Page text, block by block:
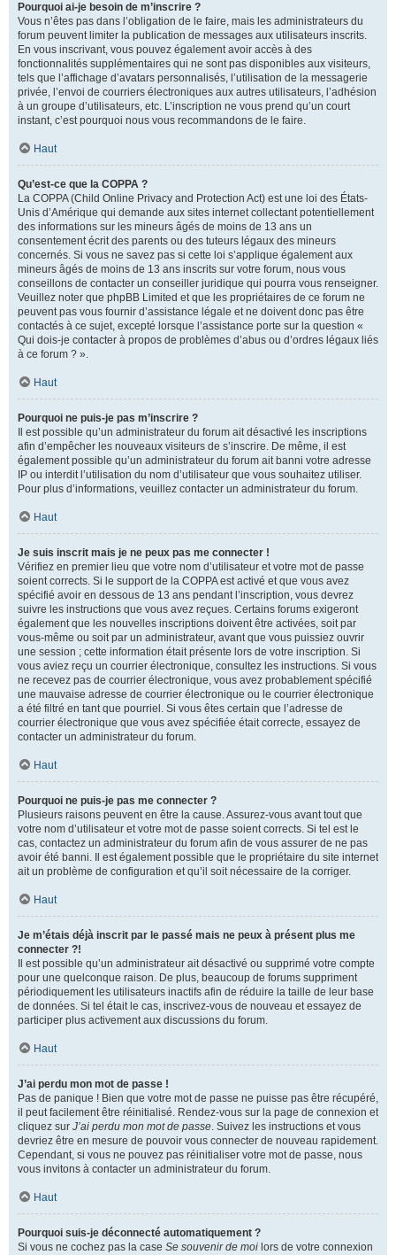
Pourquoi ai-je besoin de m’inscrire ?
Vous n’êtes pas dans l’obligation de le faire, mais les administrateurs du
forum peuvent limiter la publication de messages aux utilisateurs inscrits.
En vous inscrivant, vous pouvez également avoir accès à des
fonctionnalités supplémentaires qui ne sont pas disponibles aux visiteurs,
tels que l’affichage d’avatars personnalisés, l’utilisation de la messagerie
privée, l’envoi de courriers électroniques aux autres utilisateurs, l’adhésion
à un groupe d’utilisateurs, etc. L’inscription ne vous prend qu’un court
instant, c’est pourquoi nous vous recommandons de le faire.
Haut
Qu’est-ce que la COPPA ?
La COPPA (Child Online Privacy and Protection Act) est une loi des États-
Unis d’Amérique qui demande aux sites internet collectant potentiellement
des informations sur les mineurs âgés de moins de 13 ans un
consentement écrit des parents ou des tuteurs légaux des mineurs
concernés. Si vous ne savez pas si cette loi s’applique également aux
mineurs âgés de moins de 13 ans inscrits sur votre forum, nous vous
conseillons de contacter un conseiller juridique qui pourra vous renseigner.
Veuillez noter que phpBB Limited et que les propriétaires de ce forum ne
peuvent pas vous fournir d’assistance légale et ne doivent donc pas être
contactés à ce sujet, excepté lorsque l’assistance porte sur la question «
Qui dois-je contacter à propos de problèmes d’abus ou d’ordres légaux liés
à ce forum ? ».
Haut
Pourquoi ne puis-je pas m’inscrire ?
Il est possible qu’un administrateur du forum ait désactivé les inscriptions
afin d’empêcher les nouveaux visiteurs de s’inscrire. De même, il est
également possible qu’un administrateur du forum ait banni votre adresse
IP ou interdit l’utilisation du nom d’utilisateur que vous souhaitez utiliser.
Pour plus d’informations, veuillez contacter un administrateur du forum.
Haut
Je suis inscrit mais je ne peux pas me connecter !
Vérifiez en premier lieu que votre nom d’utilisateur et votre mot de passe
soient corrects. Si le support de la COPPA est activé et que vous avez
spécifié avoir en dessous de 13 ans pendant l’inscription, vous devrez
suivre les instructions que vous avez reçues. Certains forums exigeront
également que les nouvelles inscriptions doivent être activées, soit par
vous-même ou soit par un administrateur, avant que vous puissiez ouvrir
une session ; cette information était présente lors de votre inscription. Si
vous aviez reçu un courrier électronique, consultez les instructions. Si vous
ne recevez pas de courrier électronique, vous avez probablement spécifié
une mauvaise adresse de courrier électronique ou le courrier électronique
a été filtré en tant que pourriel. Si vous êtes certain que l’adresse de
courrier électronique que vous avez spécifiée était correcte, essayez de
contacter un administrateur du forum.
Haut
Pourquoi ne puis-je pas me connecter ?
Plusieurs raisons peuvent en être la cause. Assurez-vous avant tout que
votre nom d’utilisateur et votre mot de passe soient corrects. Si tel est le
cas, contactez un administrateur du forum afin de vous assurer de ne pas
avoir été banni. Il est également possible que le propriétaire du site internet
ait un problème de configuration et qu’il soit nécessaire de la corriger.
Haut
Je m’étais déjà inscrit par le passé mais ne peux à présent plus me
connecter ?!
Il est possible qu’un administrateur ait désactivé ou supprimé votre compte
pour une quelconque raison. De plus, beaucoup de forums suppriment
périodiquement les utilisateurs inactifs afin de réduire la taille de leur base
de données. Si tel était le cas, inscrivez-vous de nouveau et essayez de
participer plus activement aux discussions du forum.
Haut
J’ai perdu mon mot de passe !
Pas de panique ! Bien que votre mot de passe ne puisse pas être récupéré,
il peut facilement être réinitialisé. Rendez-vous sur la page de connexion et
cliquez sur J’ai perdu mon mot de passe. Suivez les instructions et vous
devriez être en mesure de pouvoir vous connecter de nouveau rapidement.
Cependant, si vous ne pouvez pas réinitialiser votre mot de passe, nous
vous invitons à contacter un administrateur du forum.
Haut
Pourquoi suis-je déconnecté automatiquement ?
Si vous ne cochez pas la case Se souvenir de moi lors de votre connexion